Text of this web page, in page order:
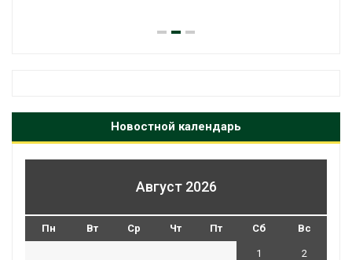
Новостной календарь
Август 2026
Пн Вт Ср Чт Пт Сб Вс
1 2